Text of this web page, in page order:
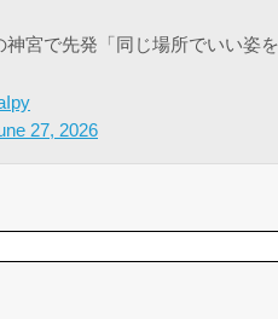
神宮で先発「同じ場所でいい姿
27, 2026